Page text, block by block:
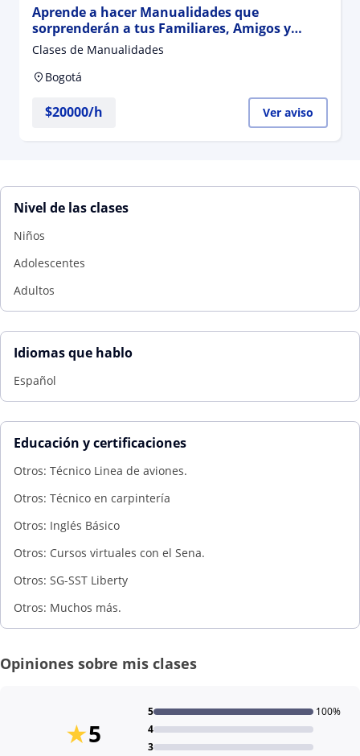
Aprende a hacer Manualidades que
sorprenderán a tus Familiares, Amigos y
Clientes Potenciales
Clases de Manualidades
Bogotá
$20000/h Ver aviso
Nivel de las clases
Niños
Adolescentes
Adultos
Idiomas que hablo
Español
Educación y certificaciones
Otros: Técnico Linea de aviones.
Otros: Técnico en carpintería
Otros: Inglés Básico
Otros: Cursos virtuales con el Sena.
Otros: SG-SST Liberty
Otros: Muchos más.
Opiniones sobre mis clases
5
★ 3
4
5 100%